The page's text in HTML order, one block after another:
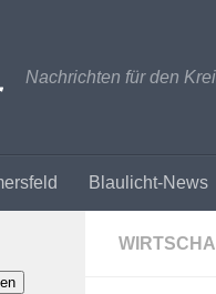
Nachrichten für den
Blaulicht-News